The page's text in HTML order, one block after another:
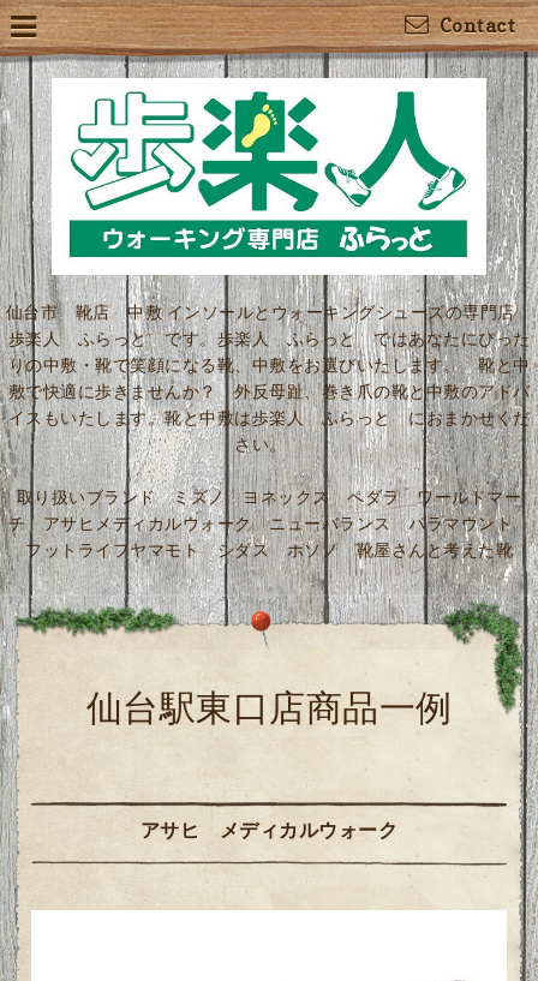
Contact
仙台市 靴店 中敷 インソールとウォーキングシューズの専門店
歩楽人 ふらっと です。歩楽人 ふらっと ではあなたにぴった
りの中敷・靴で笑顔になる靴、中敷をお選びいたします。 靴と中
敷で快適に歩きませんか？ 外反母趾、巻き爪の靴と中敷のアドバ
イスもいたします。靴と中敷は歩楽人 ふらっと におまかせくだ
さい。
取り扱いブランド ミズノ ヨネックス ペダラ ワールドマー
チ アサヒメディカルウォーク ニューバランス パラマウント
フットライフヤマモト シダス ホソノ 靴屋さんと考えた靴
仙台駅東口店商品一例
アサヒ メディカルウォーク